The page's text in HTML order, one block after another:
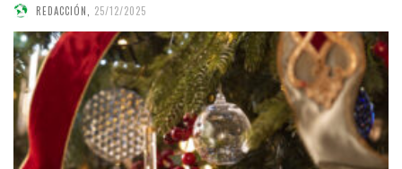
REDACCIÓN 25/12/2025